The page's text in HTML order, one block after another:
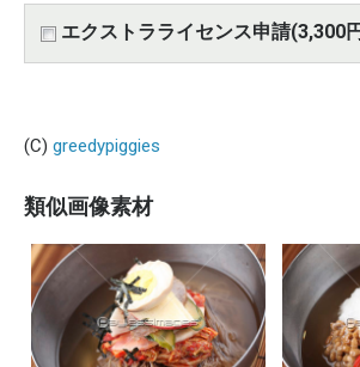
エクストラライセンス申請(3,300
(C) greedypiggies
類似画像素材